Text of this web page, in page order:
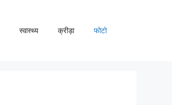
स्वास्थ्य क्रीड़ा फोटो